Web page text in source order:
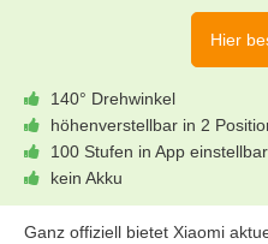
Hier
140° Drehwinkel
höhenverstellbar in 2
100 Stufen in App einstellbar
kein Akku
Ganz offiziell bietet Xiaomi